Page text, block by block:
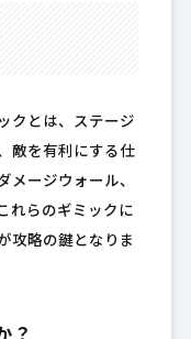
クとは、ステージ
敵を有利にする仕
メージウォール、
れらのギミックに
攻略の鍵となりま